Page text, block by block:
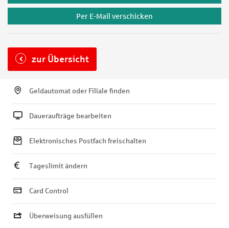
Per E-Mail verschicken
zur Übersicht
Geldautomat oder Filiale finden
Daueraufträge bearbeiten
Elektronisches Postfach freischalten
Tageslimit ändern
Card Control
Überweisung ausfüllen